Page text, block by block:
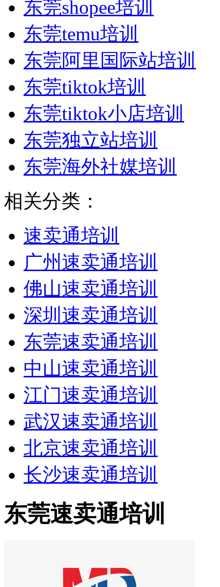
东莞shopee培训
东莞temu培训
东莞阿里国际站培训
东莞tiktok培训
东莞tiktok小店培训
东莞独立站培训
东莞海外社媒培训
相关分类：
速卖通培训
广州速卖通培训
佛山速卖通培训
深圳速卖通培训
东莞速卖通培训
中山速卖通培训
江门速卖通培训
武汉速卖通培训
北京速卖通培训
长沙速卖通培训
东莞速卖通培训